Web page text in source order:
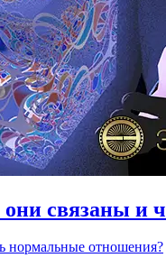
связаны и